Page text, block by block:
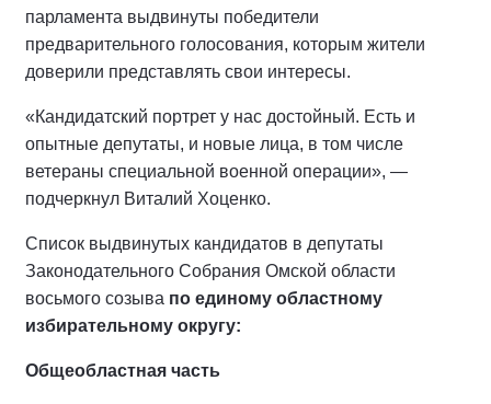
парламента выдвинуты победители
предварительного голосования, которым жители
доверили представлять свои интересы.
«Кандидатский портрет у нас достойный. Есть и
опытные депутаты, и новые лица, в том числе
ветераны специальной военной операции», —
подчеркнул Виталий Хоценко.
Список выдвинутых кандидатов в депутаты
Законодательного Собрания Омской области
восьмого созыва по единому областному
избирательному округу:
Общеобластная часть